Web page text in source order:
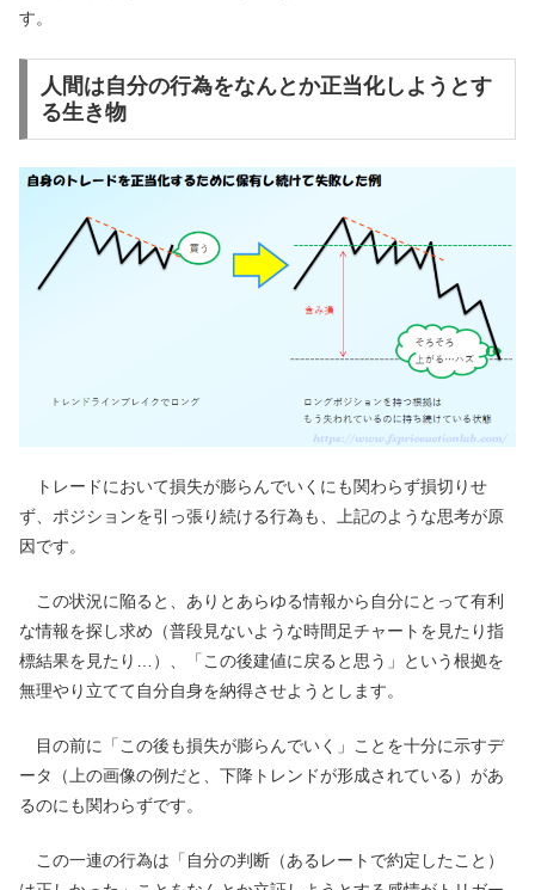
す。
人間は自分の行為をなんとか正当化しようとす
る生き物
トレードにおいて損失が膨らんでいくにも関わらず損切りせ
ず、ポジションを引っ張り続ける行為も、上記のような思考が原
因です。
この状況に陥ると、ありとあらゆる情報から自分にとって有利
な情報を探し求め（普段見ないような時間足チャートを見たり指
標結果を見たり…）、「この後建値に戻ると思う」という根拠を
無理やり立てて自分自身を納得させようとします。
目の前に「この後も損失が膨らんでいく」ことを十分に示すデ
ータ（上の画像の例だと、下降トレンドが形成されている）があ
るのにも関わらずです。
この一連の行為は「自分の判断（あるレートで約定したこと）